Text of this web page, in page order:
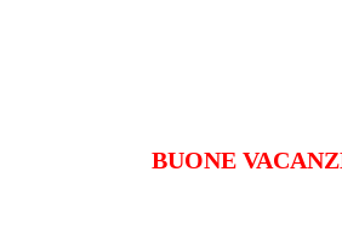
BUONE